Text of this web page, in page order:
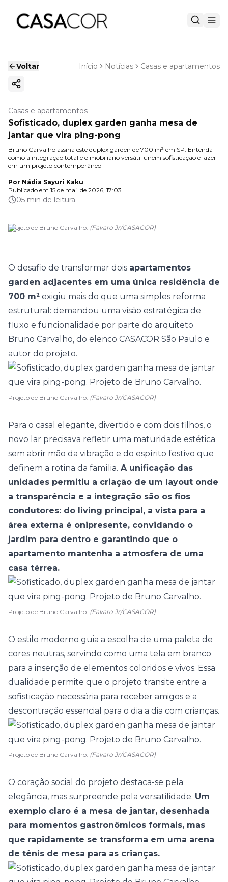
Voltar Início Notícias Casas e apartamentos
Copiar link
Casas e apartamentos
Sofisticado, duplex garden ganha mesa de
jantar que vira ping-pong
Bruno Carvalho assina este duplex garden de 700 m² em SP. Entenda
como a integração total e o mobiliário versátil unem sofisticação e lazer
em um projeto contemporâneo
Por Nádia Sayuri Kaku
Publicado em 15 de mai. de 2026, 17:03
05 min de leitura
Projeto de Bruno Carvalho. (Favaro Jr/CASACOR)
O desafio de transformar dois apartamentos
garden adjacentes em uma única residência de
700 m² exigiu mais do que uma simples reforma
estrutural: demandou uma visão estratégica de
fluxo e funcionalidade por parte do arquiteto
Bruno Carvalho, do elenco CASACOR São Paulo e
autor do projeto.
Projeto de Bruno Carvalho. (Favaro Jr/CASACOR)
Para o casal elegante, divertido e com dois filhos, o
novo lar precisava refletir uma maturidade estética
sem abrir mão da vibração e do espírito festivo que
definem a rotina da família. A unificação das
unidades permitiu a criação de um layout onde
a transparência e a integração são os fios
condutores: do living principal, a vista para a
área externa é onipresente, convidando o
jardim para dentro e garantindo que o
apartamento mantenha a atmosfera de uma
casa térrea.
Projeto de Bruno Carvalho. (Favaro Jr/CASACOR)
O estilo moderno guia a escolha de uma paleta de
cores neutras, servindo como uma tela em branco
para a inserção de elementos coloridos e vivos. Essa
dualidade permite que o projeto transite entre a
sofisticação necessária para receber amigos e a
descontração essencial para o dia a dia com crianças.
Projeto de Bruno Carvalho. (Favaro Jr/CASACOR)
O coração social do projeto destaca-se pela
elegância, mas surpreende pela versatilidade. Um
exemplo claro é a mesa de jantar, desenhada
para momentos gastronômicos formais, mas
que rapidamente se transforma em uma arena
de tênis de mesa para as crianças.